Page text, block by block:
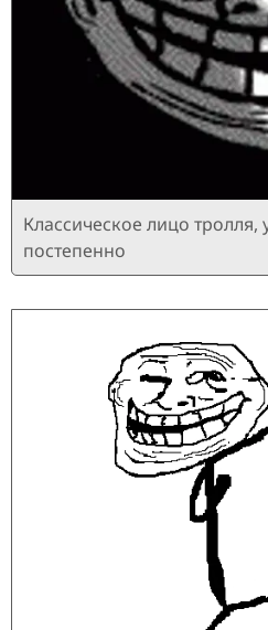
Классическое лицо тролля,
постепенно